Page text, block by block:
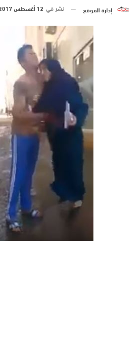
إدارة الموقع نشر في 12 أغسطس 2017 الساعة 12 و 51 دقيقة